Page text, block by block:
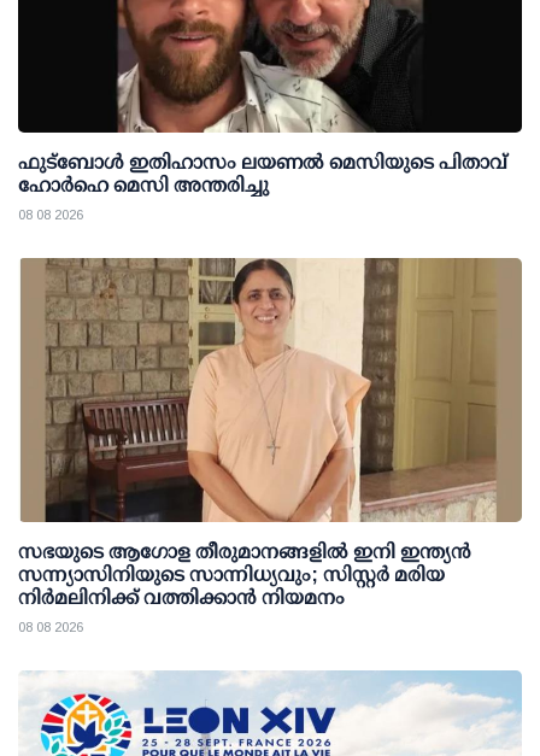
ഫുട്ബോൾ ഇതിഹാസം ലയണൽ മെസിയുടെ പിതാവ്
ഹോർഹെ മെസി അന്തരിച്ചു
08 08 2026
സഭയുടെ ആഗോള തീരുമാനങ്ങളിൽ ഇനി ഇന്ത്യൻ
സന്ന്യാസിനിയുടെ സാന്നിധ്യവും; സിസ്റ്റർ മരിയ
നിർമലിനിക്ക് വത്തിക്കാൻ നിയമനം
08 08 2026